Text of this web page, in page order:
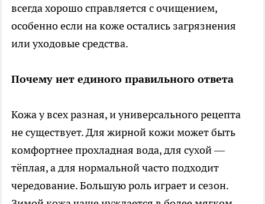
всегда хорошо справляется с очищением,
особенно если на коже остались загрязнения
или уходовые средства.
Почему нет единого правильного ответа
Кожа у всех разная, и универсального рецепта
не существует. Для жирной кожи может быть
комфортнее прохладная вода, для сухой —
тёплая, а для нормальной часто подходит
чередование. Большую роль играет и сезон.